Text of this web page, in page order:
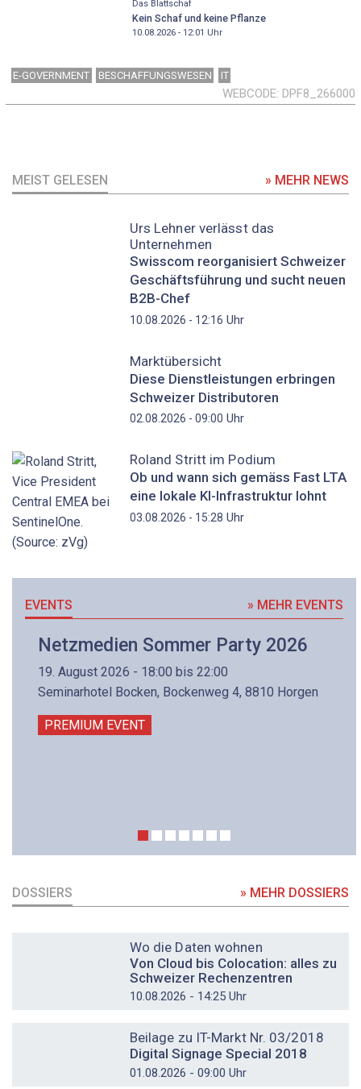
Das Blattschaf
Kein Schaf und keine Pflanze
10.08.2026 - 12:01 Uhr
E-GOVERNMENT BESCHAFFUNGSWESEN IT
WEBCODE DPF8_266000
MEIST GELESEN » MEHR NEWS
Urs Lehner verlässt das
Unternehmen
Swisscom reorganisiert Schweizer
Geschäftsführung und sucht neuen
B2B-Chef
10.08.2026 - 12:16 Uhr
Marktübersicht
Diese Dienstleistungen erbringen
Schweizer Distributoren
02.08.2026 - 09:00 Uhr
Roland Stritt im Podium
Ob und wann sich gemäss Fast LTA
eine lokale KI-Infrastruktur lohnt
03.08.2026 - 15:28 Uhr
EVENTS » MEHR EVENTS
Netzmedien Sommer Party 2026
19. August 2026 - 18:00 bis 22:00
Seminarhotel Bocken, Bockenweg 4, 8810 Horgen
PREMIUM EVENT
DOSSIERS » MEHR DOSSIERS
Wo die Daten wohnen
Von Cloud bis Colocation: alles zu
Schweizer Rechenzentren
10.08.2026 - 14:25 Uhr
Beilage zu IT-Markt Nr. 03/2018
Digital Signage Special 2018
01.08.2026 - 09:00 Uhr